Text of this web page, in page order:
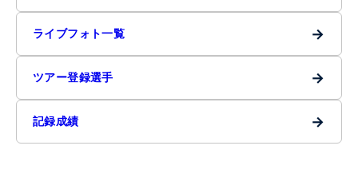
ライブフォト一覧 →
ツアー登録選手 →
記録成績 →